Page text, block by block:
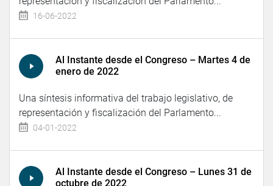
16-06-2022
Al Instante desde el Congreso – Martes 4 de
enero de 2022
Una síntesis informativa del trabajo legislativo, de
representación y fiscalización del Parlamento...
04-01-2022
Al Instante desde el Congreso – Lunes 31 de
octubre de 2022